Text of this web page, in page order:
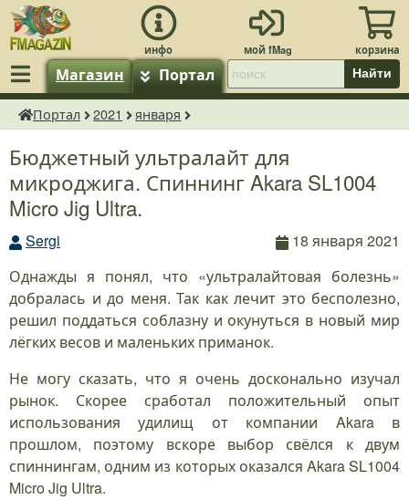
Магазин Портал Найти
fMagazin.ru
Портал 2021 января
Бюджетный ультралайт для
микроджига. Спиннинг Akara SL1004
Micro Jig Ultra.
Sergi
18 января 2021
Однажды я понял, что «ультралайтовая болезнь»
добралась и до меня. Так как лечит это бесполезно,
решил поддаться соблазну и окунуться в новый мир
лёгких весов и маленьких приманок.
Не могу сказать, что я очень досконально изучал
рынок. Скорее сработал положительный опыт
использования удилищ от компании Akara в
прошлом, поэтому вскоре выбор свёлся к двум
спиннингам, одним из которых оказался Akara SL1004
Micro Jig Ultra.